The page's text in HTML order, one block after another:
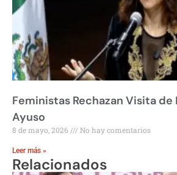
Feministas Rechazan Visita de
Ayuso
8 de mayo, 2026 No hay comentarios
Leer más »
Relacionados